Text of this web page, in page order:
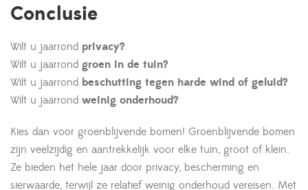
Conclusie
Wilt u jaarrond privacy?
Wilt u jaarrond groen in de tuin?
Wilt u jaarrond beschutting tegen harde wind of geluid?
Wilt u jaarrond weinig onderhoud?
Kies dan voor groenblijvende bomen! Groenblijvende bomen
zijn veelzijdig en aantrekkelijk voor elke tuin, groot of klein.
Ze bieden het hele jaar door privacy, bescherming en
sierwaarde, terwijl ze relatief weinig onderhoud vereisen. Met